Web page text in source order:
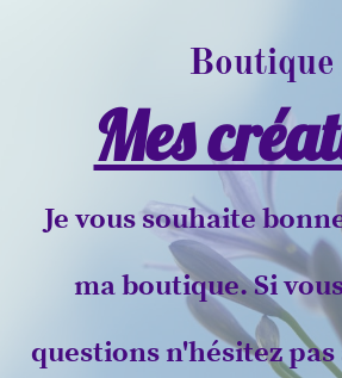
Boutique
Mes
Je vous souhaite
ma boutique. Si
questions n'hésitez